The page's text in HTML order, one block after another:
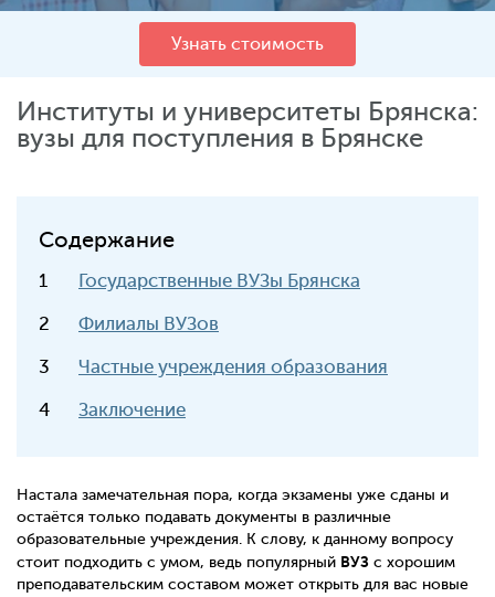
Узнать стоимость
Институты и университеты Брянска:
вузы для поступления в Брянске
Содержание
Государственные ВУЗы Брянска
Филиалы ВУЗов
Частные учреждения образования
Заключение
Настала замечательная пора, когда экзамены уже сданы и
остаётся только подавать документы в различные
образовательные учреждения. К слову, к данному вопросу
стоит подходить с умом, ведь популярный ВУЗ с хорошим
преподавательским составом может открыть для вас новые